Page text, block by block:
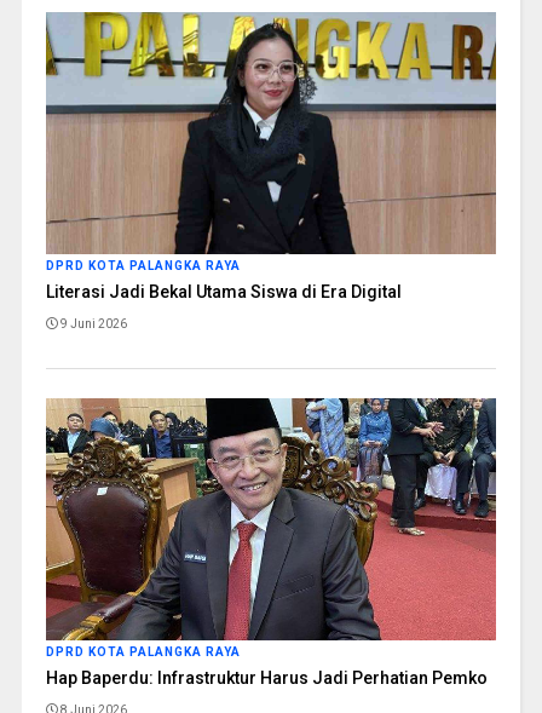
DPRD KOTA PALANGKA RAYA
Literasi Jadi Bekal Utama Siswa di Era Digital
9 Juni 2026
DPRD KOTA PALANGKA RAYA
Hap Baperdu: Infrastruktur Harus Jadi Perhatian Pemko